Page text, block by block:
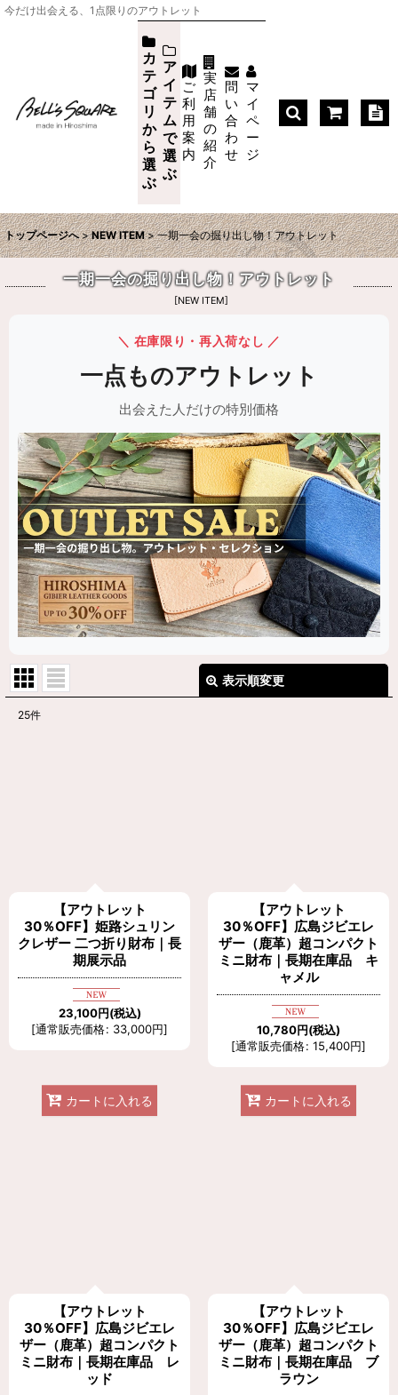
今だけ出会える、1点限りのアウトレット
カ
テ
ゴ
リ
か
ら
選
ぶ
ア
イ
テ
ム
で
選
ぶ
ご
利
用
案
内
実
店
舗
の
紹
介
問
い
合
わ
せ
マ
イ
ペ
ー
ジ
トップページへ > NEW ITEM > 一期一会の掘り出し物！アウトレット
一期一会の掘り出し物！アウトレット
[NEW ITEM]
＼ 在庫限り・再入荷なし ／
一点ものアウトレット
出会えた人だけの特別価格
表示順変更
25件
【アウトレット
30％OFF】姫路シュリン
クレザー 二つ折り財布｜長
期展示品
23,100円(税込)
[通常販売価格: 33,000円]
カートに入れる
【アウトレット
30％OFF】広島ジビエレ
ザー（鹿革）超コンパクト
ミニ財布｜長期在庫品 キ
ャメル
10,780円(税込)
[通常販売価格: 15,400円]
カートに入れる
【アウトレット
30％OFF】広島ジビエレ
ザー（鹿革）超コンパクト
ミニ財布｜長期在庫品 レ
ッド
【アウトレット
30％OFF】広島ジビエレ
ザー（鹿革）超コンパクト
ミニ財布｜長期在庫品 ブ
ラウン